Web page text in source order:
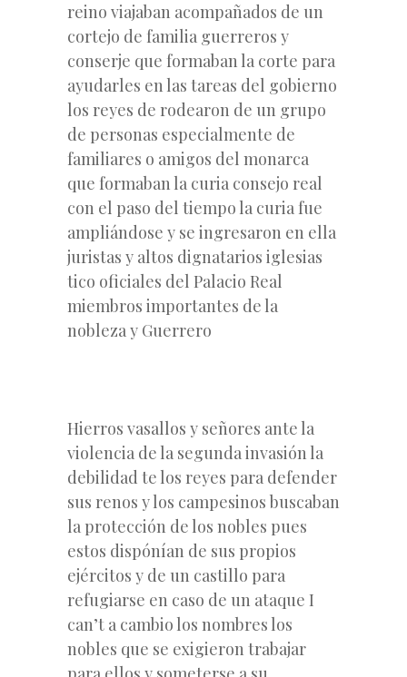
reino viajaban acompañados de un
cortejo de familia guerreros y
conserje que formaban la corte para
ayudarles en las tareas del gobierno
los reyes de rodearon de un grupo
de personas especialmente de
familiares o amigos del monarca
que formaban la curia consejo real
con el paso del tiempo la curia fue
ampliándose y se ingresaron en ella
juristas y altos dignatarios iglesias
tico oficiales del Palacio Real
miembros importantes de la
nobleza y Guerrero
Hierros vasallos y señores ante la
violencia de la segunda invasión la
debilidad te los reyes para defender
sus renos y los campesinos buscaban
la protección de los nobles pues
estos dispónían de sus propios
ejércitos y de un castillo para
refugiarse en caso de un ataque I
can’t a cambio los nombres los
nobles que se exigieron trabajar